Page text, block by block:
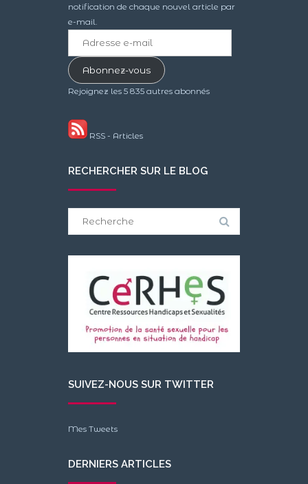
notification de chaque nouvel article par
e-mail.
mailAbonnez-vous
Rejoignez les 5 835 autres abonnés
RSS - Articles
RECHERCHER SUR LE BLOG
SUIVEZ-NOUS SUR TWITTER
Mes Tweets
DERNIERS ARTICLES